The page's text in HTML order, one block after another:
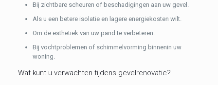
Bij zichtbare scheuren of beschadigingen aan uw gevel.
Als u een betere isolatie en lagere energiekosten wilt.
Om de esthetiek van uw pand te verbeteren.
Bij vochtproblemen of schimmelvorming binnenin uw
woning.
Wat kunt u verwachten tijdens gevelrenovatie?